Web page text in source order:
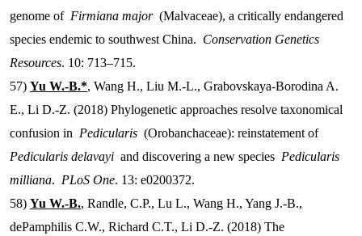
genome of Firmiana major(Malvaceae), a critically endangered
species endemic to southwest China. Conservation Genetics
Resources. 10: 713–715.
57) Yu W.-B.*, Wang H., Liu M.-L., Grabovskaya-Borodina A.
E., Li D.-Z. (2018) Phylogenetic approaches resolve taxonomical
confusion in Pedicularis (Orobanchaceae): reinstatement of
Pedicularis delavayi and discovering a new species Pedicularis
milliana. PLoS One. 13: e0200372.
58) Yu W.-B., Randle, C.P., Lu L., Wang H., Yang J.-B.,
dePamphilis C.W., Richard C.T., Li D.-Z. (2018) The